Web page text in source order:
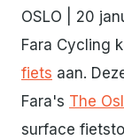
OSLO | 20
Fara Cycling
fiets aan.
Fara's The
surface